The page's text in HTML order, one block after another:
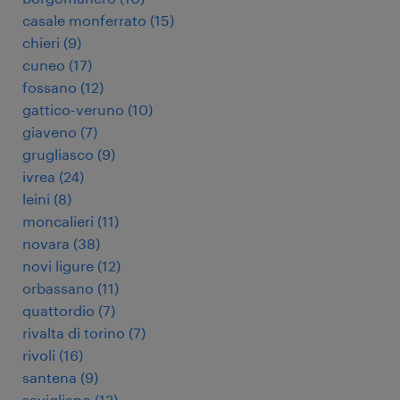
casale monferrato (15)
chieri (9)
cuneo (17)
fossano (12)
gattico-veruno (10)
giaveno (7)
grugliasco (9)
ivrea (24)
leini (8)
moncalieri (11)
novara (38)
novi ligure (12)
orbassano (11)
quattordio (7)
rivalta di torino (7)
rivoli (16)
santena (9)